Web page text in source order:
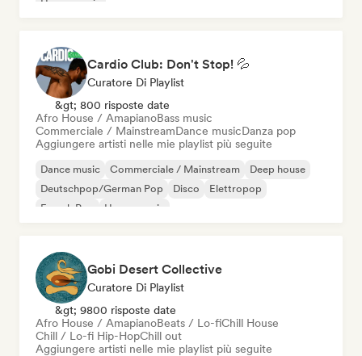
House music
Cardio Club: Don't Stop! 💦
Curatore Di Playlist
&gt; 800 risposte date
Afro House / AmapianoBass music
Commerciale / MainstreamDance musicDanza pop
Aggiungere artisti nelle mie playlist più seguite
Dance music Commerciale / Mainstream
Deep house
Deutschpop/German Pop
Disco
Elettropop
French Pop
House music
Gobi Desert Collective
Curatore Di Playlist
&gt; 9800 risposte date
Afro House / AmapianoBeats / Lo-fiChill House
Chill / Lo-fi Hip-HopChill out
Aggiungere artisti nelle mie playlist più seguite